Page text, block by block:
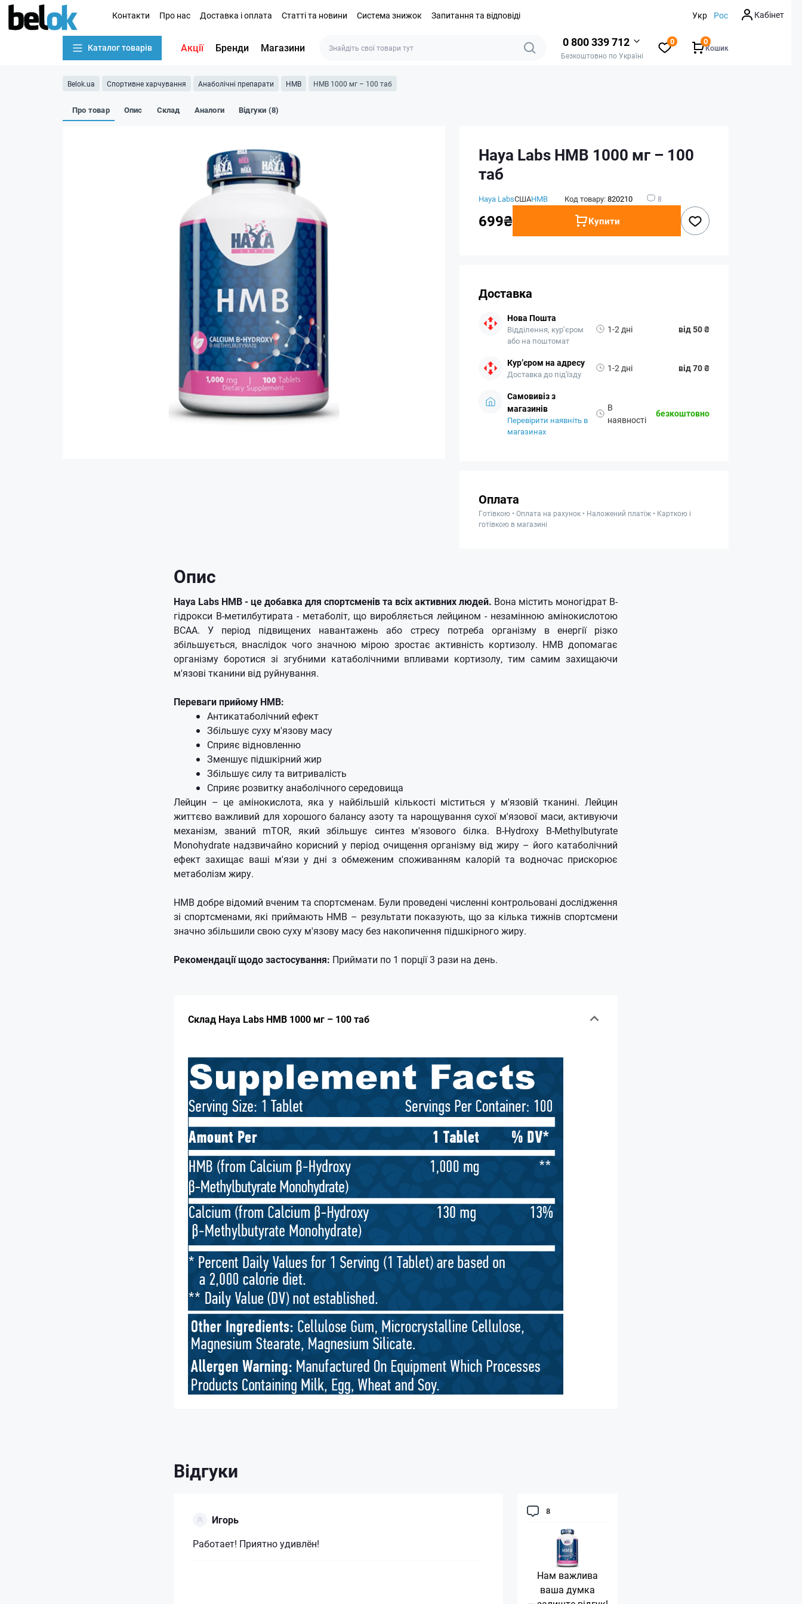
Контакти Про нас Доставка і оплата Статті та новини Система знижок Запитання та відповіді Укр Рос Кабінет
Каталог товарів Акції Бренди Магазини 0 800 339 712
Безкоштовно по Україні
0
Кошик
0
Belok.ua Спортивне харчування Анаболічні препарати HMB HMB 1000 мг – 100 таб
Про товар Опис Склад Аналоги Відгуки (8)
Haya Labs HMB 1000 мг – 100
таб
Haya LabsСШАHMB Код товару:820210 8
699₴ Купити
Доставка
Нова Пошта
Відділення, кур’єром
або на поштомат
1-2 дні від 50 ₴
Кур’єром на адресу
Доставка до під'їзду
1-2 дні від 70 ₴
Самовивіз з
магазинів
Перевірити наявніть в
магазинах
В
наявності
безкоштовно
Оплата
Готівкою • Оплата на рахунок • Наложений платіж • Карткою і
готівкою в магазині
Опис
Haya Labs HMB - це добавка для спортсменів та всіх активних людей. Вона містить моногідрат B-
гідрокси B-метилбутирата - метаболіт, що виробляється лейцином - незамінною амінокислотою
BCAA. У період підвищених навантажень або стресу потреба організму в енергії різко
збільшується, внаслідок чого значною мірою зростає активність кортизолу. HMB допомагає
організму боротися зі згубними катаболічними впливами кортизолу, тим самим захищаючи
м'язові тканини від руйнування.
Переваги прийому HMB:
Антикатаболічний ефект
Збільшує суху м'язову масу
Сприяє відновленню
Зменшує підшкірний жир
Збільшує силу та витривалість
Сприяє розвитку анаболічного середовища
Лейцин – це амінокислота, яка у найбільшій кількості міститься у м'язовій тканині. Лейцин
життєво важливий для хорошого балансу азоту та нарощування сухої м'язової маси, активуючи
механізм, званий mTOR, який збільшує синтез м'язового білка. B-Hydroxy B-Methylbutyrate
Monohydrate надзвичайно корисний у період очищення організму від жиру – його катаболічний
ефект захищає ваші м'язи у дні з обмеженим споживанням калорій та водночас прискорює
метаболізм жиру.
HMB добре відомий вченим та спортсменам. Були проведені численні контрольовані дослідження
зі спортсменами, які приймають HMB – результати показують, що за кілька тижнів спортсмени
значно збільшили свою суху м'язову масу без накопичення підшкірного жиру.
Рекомендації щодо застосування: Приймати по 1 порції 3 рази на день.
Склад Haya Labs HMB 1000 мг – 100 таб
Відгуки
8
Нам важлива
ваша думка
Игорь
Работает! Приятно удивлён!